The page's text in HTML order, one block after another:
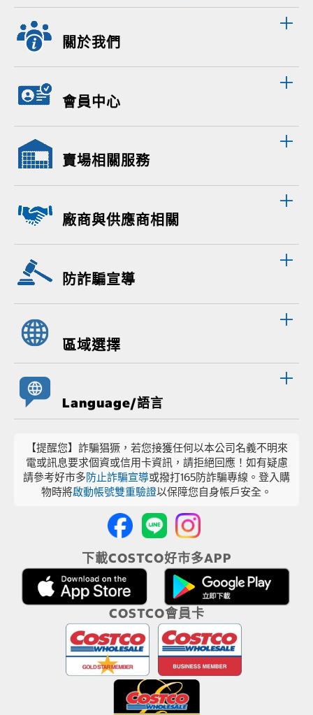
關於我們
會員中心
賣場相關服務
廠商與供應商相關
防詐騙宣導
區域選擇
Language/語言
【提醒您】詐騙猖獗，若您接獲任何以本公司名義不明來
電或訊息要求個資或信用卡資訊，請拒絕回應！如有疑慮
請參考好市多防止詐騙宣導或撥打165防詐騙專線。登入購
物時將啟動帳號雙重驗證以保障您自身帳戶安全。
下載COSTCO好市多APP
COSTCO會員卡